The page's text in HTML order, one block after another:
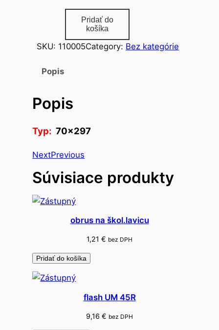
o
ž
o
t
k
t
s
l
p
Pridať do
košíka
SKU: 110005Category: Bez kategórie
Popis
Popis
Typ:70×297
NextPrevious
Súvisiace produkty
obrus na škol.lavicu
1,21 € bez DPH
Pridať do košíka
flash UM 45R
9,16 € bez DPH